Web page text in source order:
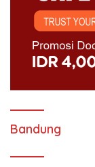
Bandung